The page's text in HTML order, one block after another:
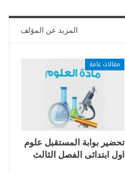
المزيد عن المؤلف
مقالات عامة
تحضير بوابة المستقبل علوم
اول ابتدائى الفصل الثالث